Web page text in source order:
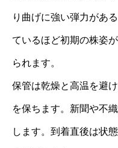
り曲げに強い弾力があ
ているほど初期の株姿
られます。
保管は乾燥と高温を避
を保ちます。新聞や不
します。到着直後は状